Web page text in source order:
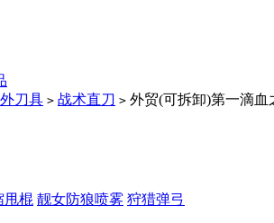
刀具 > 战术直刀 > 外贸(可拆卸)第一滴
甩棍 靓女防狼喷雾 狩猎弹弓